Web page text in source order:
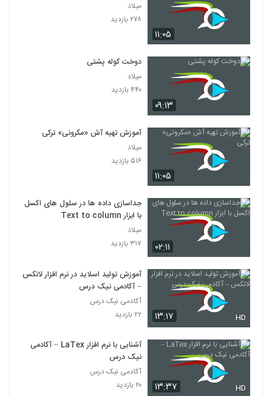
۱۱:۰۵
میلاد
۲۷۸ بازدید
۰۹:۱۳
دوخت کوله پشتی
میلاد
۴۴۰ بازدید
۱۱:۰۵
آموزش تهیه آش «مکرونی» ترکی
میلاد
۵۱۶ بازدید
۰۲:۱۱
جداسازی داده ها در سلول های اکسل
با ابزار Text to column
میلاد
۳۱۷ بازدید
۱۳:۱۷ HD
آموزش تولید اسلاید در نرم افزار لاتکس
– آکادمی نیک درس
آکادمی نیک درس
۲۲ بازدید
۱۳:۳۷ HD
آشنایی با نرم افزار LaTex – آکادمی
نیک درس
آکادمی نیک درس
۲۰ بازدید